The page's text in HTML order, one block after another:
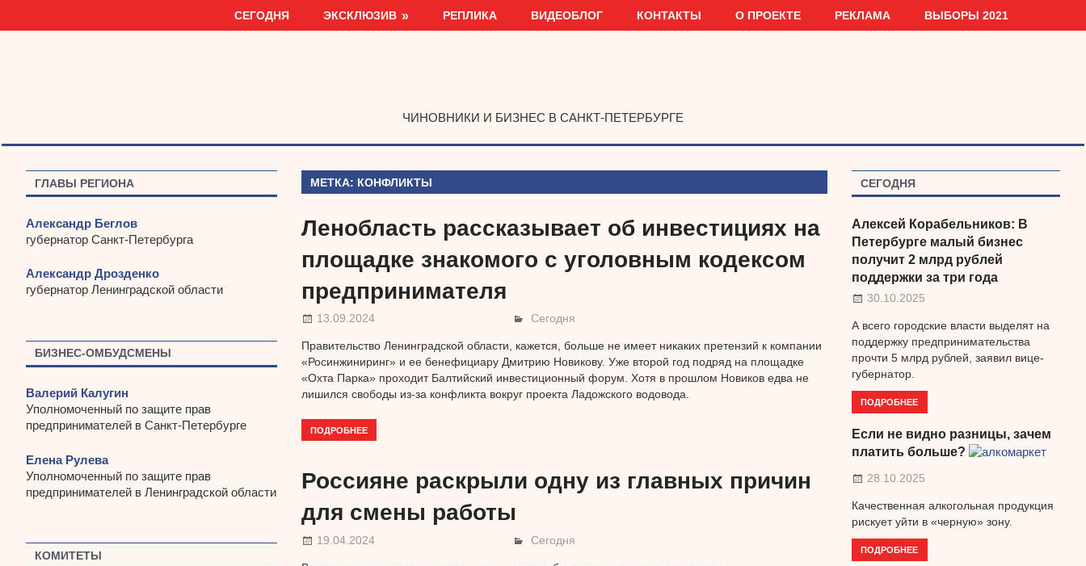
СЕГОДНЯ ЭКСКЛЮЗИВ РЕПЛИКА ВИДЕОБЛОГ КОНТАКТЫ О ПРОЕКТЕ РЕКЛАМА ВЫБОРЫ 2021
ЧИНОВНИКИ И БИЗНЕС В САНКТ-ПЕТЕРБУРГЕ
МЕТКА: КОНФЛИКТЫ
Ленобласть рассказывает об инвестициях на
площадке знакомого с уголовным кодексом
предпринимателя
13.09.2024 Сегодня
Правительство Ленинградской области, кажется, больше не имеет никаких претензий к компании
«Росинжиниринг» и ее бенефициару Дмитрию Новикову. Уже второй год подряд на площадке
«Охта Парка» проходит Балтийский инвестиционный форум. Хотя в прошлом Новиков едва не
лишился свободы из-за конфликта вокруг проекта Ладожского водовода.
ПОДРОБНЕЕ
Россияне раскрыли одну из главных причин
для смены работы
19.04.2024 Сегодня
ГЛАВЫ РЕГИОНА
Александр Беглов
губернатор Санкт-Петербурга
Александр Дрозденко
губернатор Ленинградской области
БИЗНЕС-ОМБУДСМЕНЫ
Валерий Калугин
Уполномоченный по защите прав
предпринимателей в Санкт-Петербурге
Елена Рулева
Уполномоченный по защите прав
предпринимателей в Ленинградской области
КОМИТЕТЫ
СЕГОДНЯ
Алексей Корабельников: В
Петербурге малый бизнес
получит 2 млрд рублей
поддержки за три года
30.10.2025
А всего городские власти выделят на
поддержку предпринимательства
прочти 5 млрд рублей, заявил вице-
губернатор.
ПОДРОБНЕЕ
Если не видно разницы, зачем
платить больше?
28.10.2025
Качественная алкогольная продукция
рискует уйти в «черную» зону.
ПОДРОБНЕЕ